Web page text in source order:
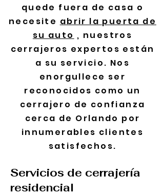
quede fuera de casa o
necesite abrir la puerta de
su auto , nuestros
cerrajeros expertos están
a su servicio. Nos
enorgullece ser
reconocidos como un
cerrajero de confianza
cerca de Orlando por
innumerables clientes
satisfechos.
Servicios de cerrajería
residencial